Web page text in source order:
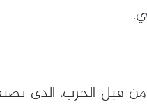
قبل الحزب، الذي